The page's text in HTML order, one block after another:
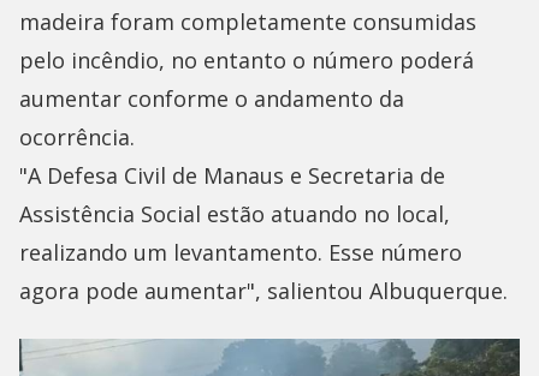
madeira foram completamente consumidas
pelo incêndio, no entanto o número poderá
aumentar conforme o andamento da
ocorrência.
"A Defesa Civil de Manaus e Secretaria de
Assistência Social estão atuando no local,
realizando um levantamento. Esse número
agora pode aumentar", salientou Albuquerque.